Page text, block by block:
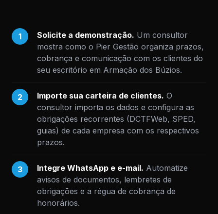
1 Solicite a demonstração. Um consultor
mostra como o Pier Gestão organiza prazos,
cobrança e comunicação com os clientes do
seu escritório em Armação dos Búzios.
2 Importe sua carteira de clientes. O
consultor importa os dados e configura as
obrigações recorrentes (DCTFWeb, SPED,
guias) de cada empresa com os respectivos
prazos.
3 Integre WhatsApp e e-mail. Automatize
avisos de documentos, lembretes de
obrigações e a régua de cobrança de
honorários.